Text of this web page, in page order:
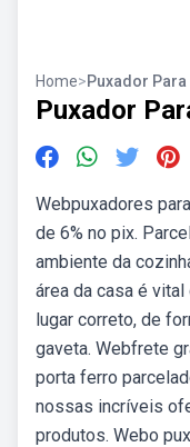
Home>Puxador
Puxador
Webpuxadores
de 6% no pix.
ambiente da
área da casa é
lugar correto, de
gaveta. Webfrete
porta ferro
nossas incríveis
produtos. Webo